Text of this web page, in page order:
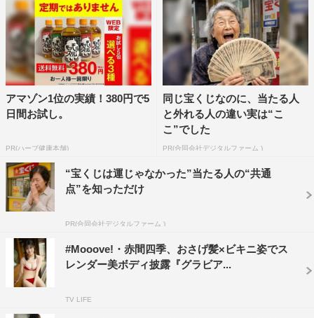
アマゾン1位の実績！380円で5
日間お試し。
PR(ハーブ健康本舗)
同じ宝くじなのに、当たる人
と外れる人の違い実は“こ
こ”でした
PR(合同会社デジタルファーム )
“宝くじは運じゃなかった”当たる人の“共通
点”を知っただけ
PR(合同会社デジタルファーム )
#Mooove!・赤間四季、おさげ髪×ビキニ姿でス
レンダー美ボディ披露『グラビア...
TV LIFE